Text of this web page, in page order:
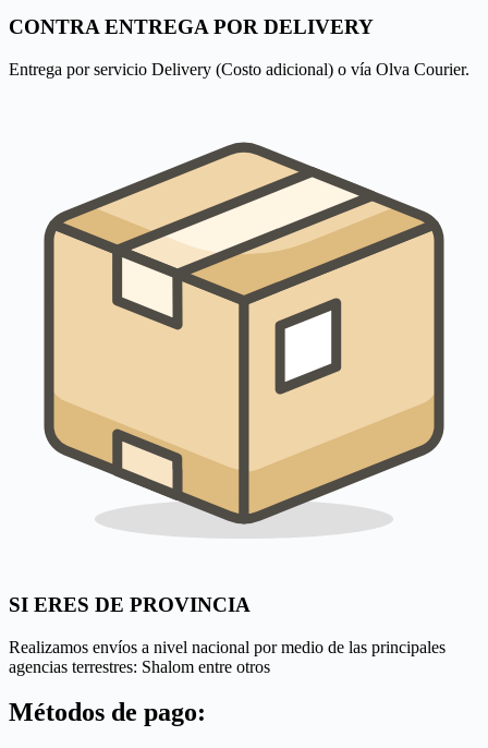
CONTRA ENTREGA POR DELIVERY
Entrega por servicio Delivery (Costo adicional) o vía Olva Courier.
SI ERES DE PROVINCIA
Realizamos envíos a nivel nacional por medio de las principales
agencias terrestres: Shalom entre otros
Métodos de pago: